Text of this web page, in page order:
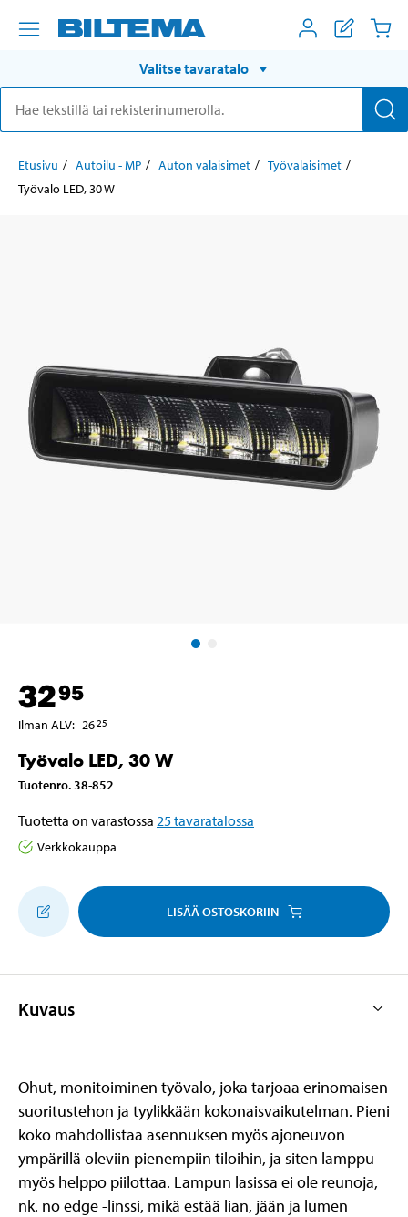
Valitse tavaratalo
Etusivu Autoilu - MP Auton valaisimet
Työvalaisimet
Työvalo LED, 30 W
3295
Ilman ALV: 2625
Työvalo LED, 30 W
Tuotenro. 38-852
Tuotetta on varastossa 25tavaratalossa
Verkkokauppa
LISÄÄ OSTOSKORIIN
Kuvaus
Ohut, monitoiminen työvalo, joka tarjoaa erinomaisen
suoritustehon ja tyylikkään kokonaisvaikutelman. Pieni
koko mahdollistaa asennuksen myös ajoneuvon
ympärillä oleviin pienempiin tiloihin, ja siten lamppu
myös helppo piilottaa. Lampun lasissa ei ole reunoja,
nk. no edge -linssi, mikä estää lian, jään ja lumen